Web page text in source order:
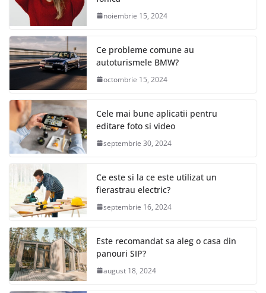
noiembrie 15, 2024
Ce probleme comune au
autoturismele BMW?
octombrie 15, 2024
Cele mai bune aplicatii pentru
editare foto si video
septembrie 30, 2024
Ce este si la ce este utilizat un
fierastrau electric?
septembrie 16, 2024
Este recomandat sa aleg o casa din
panouri SIP?
august 18, 2024